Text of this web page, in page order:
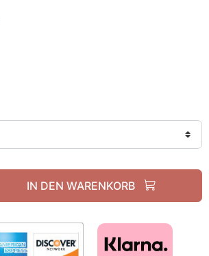
IN DEN WARENKORB